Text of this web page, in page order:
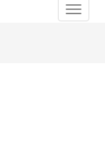
Menú
de